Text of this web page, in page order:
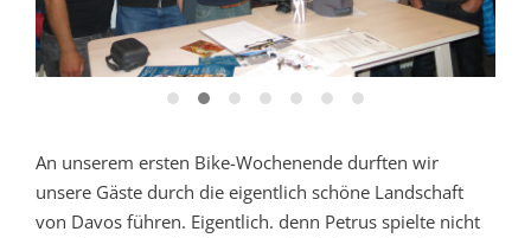
An unserem ersten Bike-Wochenende durften wir
unsere Gäste durch die eigentlich schöne Landschaft
von Davos führen. Eigentlich. denn Petrus spielte nicht